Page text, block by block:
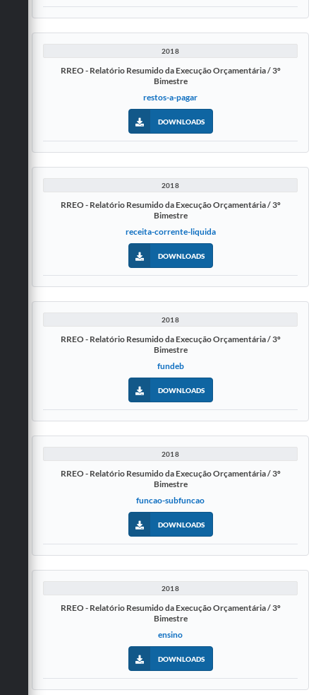
2018
RREO - Relatório Resumido da Execução Orçamentária / 3º
Bimestre
restos-a-pagar
DOWNLOADS
2018
RREO - Relatório Resumido da Execução Orçamentária / 3º
Bimestre
receita-corrente-liquida
DOWNLOADS
2018
RREO - Relatório Resumido da Execução Orçamentária / 3º
Bimestre
fundeb
DOWNLOADS
2018
RREO - Relatório Resumido da Execução Orçamentária / 3º
Bimestre
funcao-subfuncao
DOWNLOADS
2018
RREO - Relatório Resumido da Execução Orçamentária / 3º
Bimestre
ensino
DOWNLOADS